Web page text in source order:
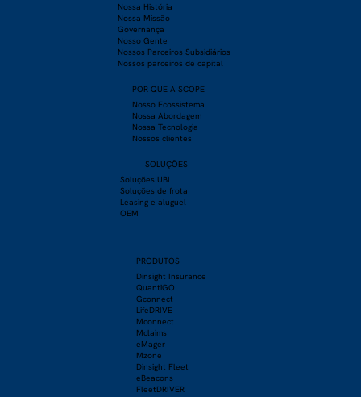
​Nossa História
Nossa Missão
Governança
Nosso Gente
Nossos Parceiros Subsidiários
Nossos parceiros de capital
POR QUE A SCOPE
Nosso Ecossistema
Nossa Abordagem
Nossa Tecnologia
Nossos clientes
SOLUÇÕES
Soluções UBI
Soluções de frota
Leasing e aluguel
OEM
PRODUTOS
Dinsight Insurance
QuantiGO
Gconnect
LifeDRIVE
Mconnect
Mclaims
eMager
Mzone
Dinsight Fleet
eBeacons
FleetDRIVER